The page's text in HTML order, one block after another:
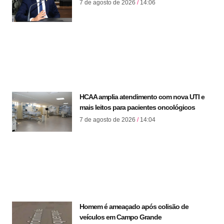
7 de agosto de 2026 14:06
HCAA amplia atendimento com nova UTI e
mais leitos para pacientes oncológicos
7 de agosto de 2026 14:04
Homem é ameaçado após colisão de
veículos em Campo Grande